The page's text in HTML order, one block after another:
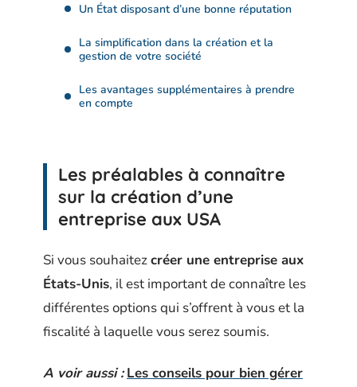
Un État disposant d’une bonne réputation
La simplification dans la création et la
gestion de votre société
Les avantages supplémentaires à prendre
en compte
Les préalables à connaître
sur la création d’une
entreprise aux USA
Si vous souhaitezcréer une entreprise aux
États-Unis, il est important de connaître les
différentes options qui s’offrent à vous et la
fiscalité à laquelle vous serez soumis.
A voir aussi : Les conseils pour bien gérer